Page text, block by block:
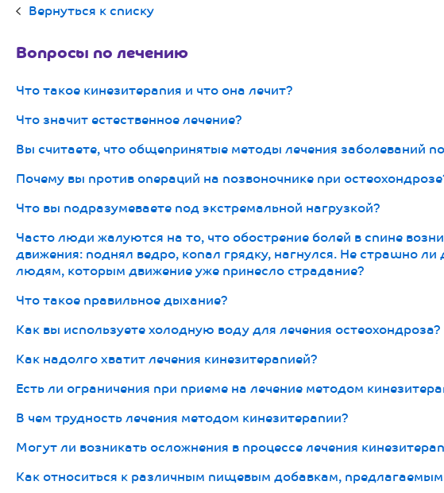
Вернуться к списку
Вопросы по лечению
Что такое кинезитерапия и что она лечит?
Что значит естественное лечение?
Вы считаете, что общепринятые методы лечения заболеваний
Почему вы против операций на позвоночнике при
Что вы подразумеваете под экстремальной нагрузкой?
Часто люди жалуются на то, что обострение болей в спине
движения: поднял ведро, копал грядку, нагнулся. Не страшно ли
людям, которым движение уже принесло страдание?
Что такое правильное дыхание?
Как вы используете холодную воду для лечения остеохондроза?
Как надолго хватит лечения кинезитерапией?
Есть ли ограничения при приеме на лечение методом
В чем трудность лечения методом кинезитерапии?
Могут ли возникать осложнения в процессе лечения
Как относиться к различным пищевым добавкам, предлагаемым